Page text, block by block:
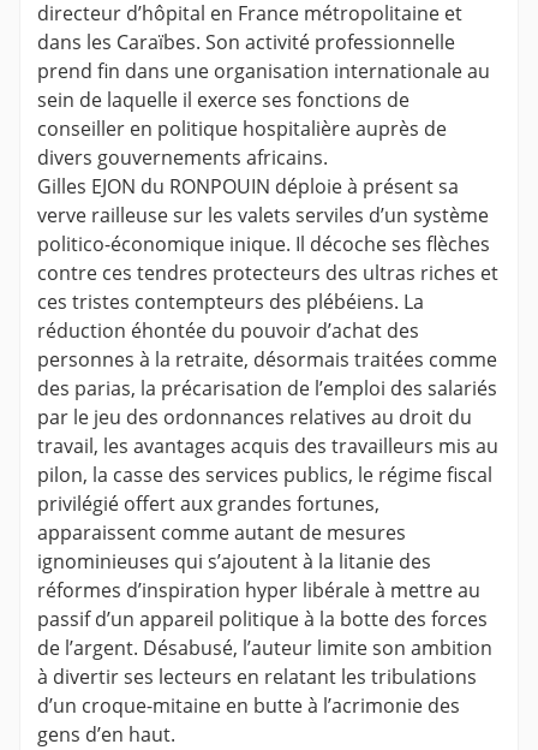
directeur d’hôpital en France métropolitaine et
dans les Caraïbes. Son activité professionnelle
prend fin dans une organisation internationale au
sein de laquelle il exerce ses fonctions de
conseiller en politique hospitalière auprès de
divers gouvernements africains.
Gilles EJON du RONPOUIN déploie à présent sa
verve railleuse sur les valets serviles d’un système
politico-économique inique. Il décoche ses flèches
contre ces tendres protecteurs des ultras riches et
ces tristes contempteurs des plébéiens. La
réduction éhontée du pouvoir d’achat des
personnes à la retraite, désormais traitées comme
des parias, la précarisation de l’emploi des salariés
par le jeu des ordonnances relatives au droit du
travail, les avantages acquis des travailleurs mis au
pilon, la casse des services publics, le régime fiscal
privilégié offert aux grandes fortunes,
apparaissent comme autant de mesures
ignominieuses qui s’ajoutent à la litanie des
réformes d’inspiration hyper libérale à mettre au
passif d’un appareil politique à la botte des forces
de l’argent. Désabusé, l’auteur limite son ambition
à divertir ses lecteurs en relatant les tribulations
d’un croque-mitaine en butte à l’acrimonie des
gens d’en haut.